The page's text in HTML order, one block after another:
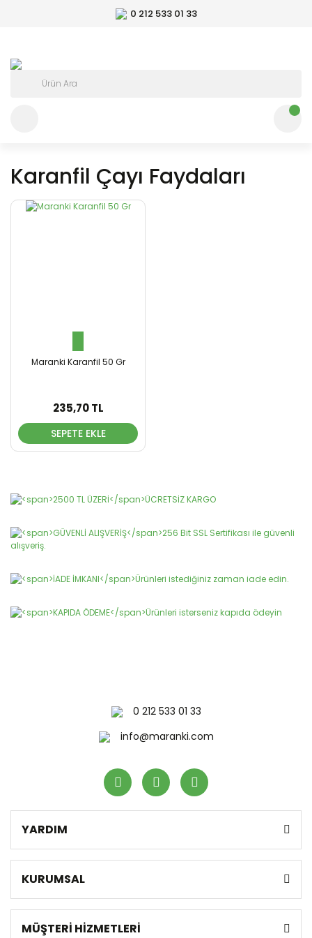
0 212 533 01 33
Karanfil Çayı Faydaları
Maranki Karanfil 50 Gr
235,70 TL
SEPETE EKLE
0 212 533 01 33
info@maranki.com
YARDIM
KURUMSAL
MÜŞTERİ HİZMETLERİ